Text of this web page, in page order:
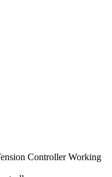
Controller Working